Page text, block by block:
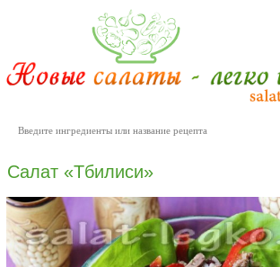
Салат «Тбилиси»